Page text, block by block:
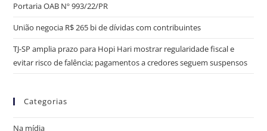
Portaria OAB Nº 993/22/PR
União negocia R$ 265 bi de dívidas com contribuintes
TJ-SP amplia prazo para Hopi Hari mostrar regularidade fiscal e
evitar risco de falência; pagamentos a credores seguem suspensos
Categorias
Na mídia